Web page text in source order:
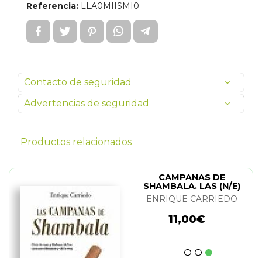
Referencia: LLA0MIISMI0
Contacto de seguridad
Advertencias de seguridad
Productos relacionados
CAMPANAS DE
SHAMBALA. LAS (N/E)
ENRIQUE CARRIEDO
11,00€